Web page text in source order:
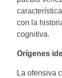
con la
cognitiva.
Orígenes
La ofensiva